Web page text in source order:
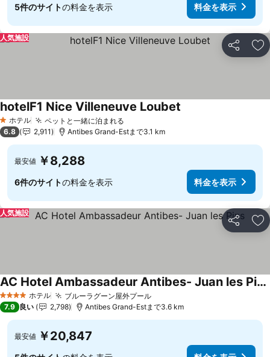
5件のサイトの料金を表示 料金を表示
シェア お
人気施設
1 ホテルのランク
ホテル ペットと一緒に泊まれる
hotelF1 Nice Villeneuve Loubet
6.8 2,911 Antibes Grand-Estまで3.1 km
最安値 ￥8,288
6件のサイトの料金を表示 料金を表示
シェア お
人気施設
4 ホテルのランク
ホテル ブルーラグーン屋外プール
AC Hotel Ambassadeur Antibes- Juan les Pins
7.9 良い 2,798 Antibes Grand-Estまで3.6 km
最安値 ￥20,847